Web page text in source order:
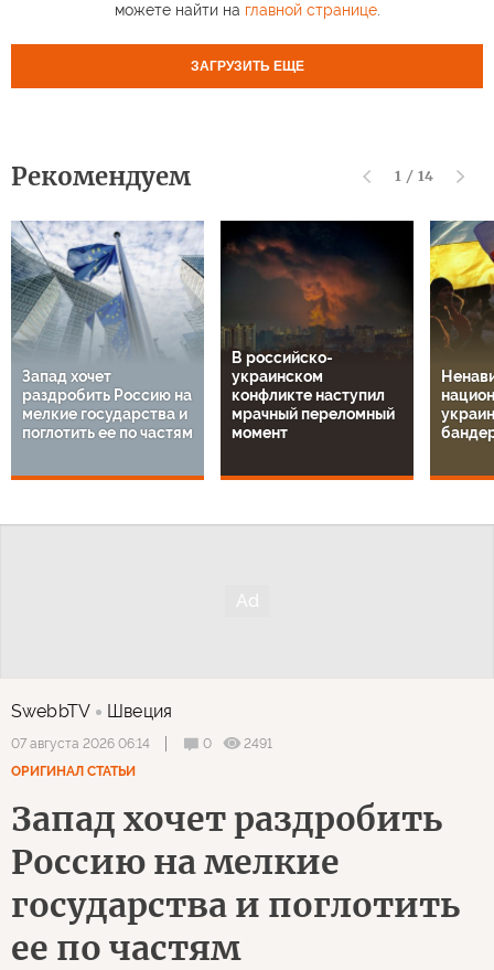
можете найти на главной странице.
ЗАГРУЗИТЬ ЕЩЕ
Рекомендуем 1 / 14
Запад хочет
раздробить Россию на
мелкие государства и
поглотить ее по частям
В российско-
украинском
конфликте наступил
мрачный переломный
момент
SwebbTV Швеция
07 августа 2026 06:14 0
2491
ОРИГИНАЛ СТАТЬИ
Запад хочет раздробить
Россию на мелкие
государства и поглотить
ее по частям